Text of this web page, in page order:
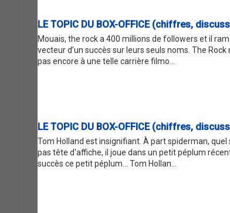
LE TOPIC DU BOX-OFFICE (chiffres,
Mouais, the rock a 400 millions de followers et il
vecteur d’un succès sur leurs seuls noms. The
pas encore à une telle carrière filmo...
LE TOPIC DU BOX-OFFICE (chiffres,
Tom Holland est insignifiant. À part spiderman,
pas tête d'affiche, il joue dans un petit péplum
succès ce petit péplum... Tom Hollan...